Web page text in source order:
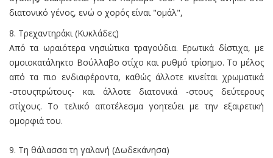
διατονικό γένος, ενώ ο χορός είναι "ομάλ",
8. Τρεχαντηράκι (Κυκλάδες)
Από τα ωραιότερα νησιώτικα τραγούδια. Ερωτικά δίστιχα, με
ομοιοκατάληκτο Βσύλλαβο στίχο και ρυθμό τρίσημο. Το μέλος
από τα πιο ενδιαφέροντα, καθώς άλλοτε κινείται χρωματικά
-στουςπρώτους- και άλλοτε διατονικά -στους δεύτερους
στίχους. Το τελικό αποτέλεσμα γοητεύει με την εξαιρετική
ομορφιά του.
9. Τη θάλασσα τη γαλανή (Δωδεκάνησα)